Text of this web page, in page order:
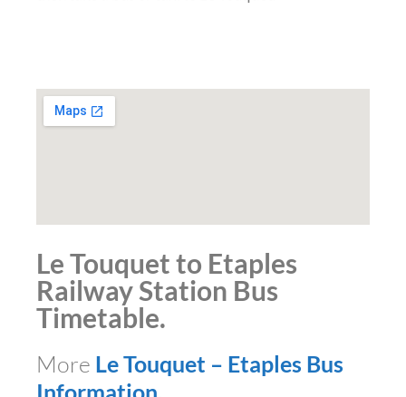
Le Touquet to Etaples
Railway Station Bus
Timetable.
More Le Touquet – Etaples Bus
Information.